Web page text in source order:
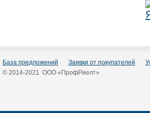
База предложений Заявки от покупателей
© 2014-2021 ООО «ПрофРиелт»